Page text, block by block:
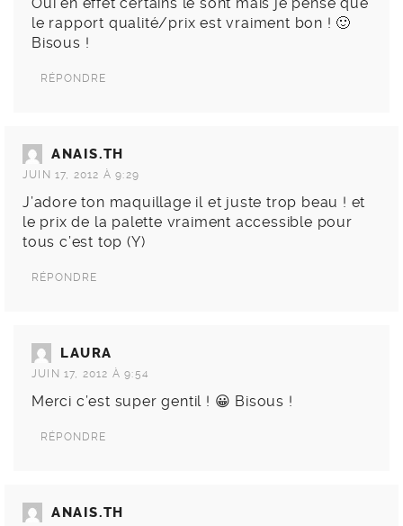
le rapport qualité/prix est vraiment bon ! 🙂
Bisous !
RÉPONDRE
ANAIS.TH
JUIN 17, 2012 À 9:29
J’adore ton maquillage il et juste trop beau ! et
le prix de la palette vraiment accessible pour
tous c’est top (Y)
RÉPONDRE
LAURA
JUIN 17, 2012 À 9:54
Merci c’est super gentil ! 😀 Bisous !
RÉPONDRE
ANAIS.TH